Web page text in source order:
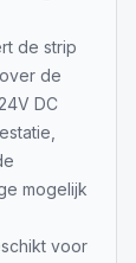
de strip
de
DC
mogelijk
voor